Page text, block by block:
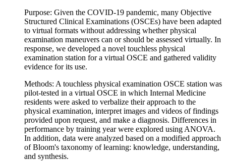
Purpose: Given the COVID-19 pandemic, many Objective
Structured Clinical Examinations (OSCEs) have been adapted
to virtual formats without addressing whether physical
examination maneuvers can or should be assessed virtually. In
response, we developed a novel touchless physical
examination station for a virtual OSCE and gathered validity
evidence for its use.
Methods: A touchless physical examination OSCE station was
pilot-tested in a virtual OSCE in which Internal Medicine
residents were asked to verbalize their approach to the
physical examination, interpret images and videos of findings
provided upon request, and make a diagnosis. Differences in
performance by training year were explored using ANOVA.
In addition, data were analyzed based on a modified approach
of Bloom's taxonomy of learning: knowledge, understanding,
and synthesis.